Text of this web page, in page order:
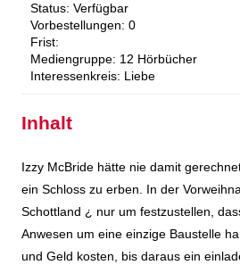
Status: Verfügbar
Vorbestellungen: 0
Frist:
Mediengruppe: 12 Hörbücher
Interessenkreis: Liebe
Inhalt
Izzy McBride hätte nie damit
ein Schloss zu erben. In der
Schottland ¿ nur um festzustellen,
Anwesen um eine einzige Baustelle
und Geld kosten, bis daraus ein